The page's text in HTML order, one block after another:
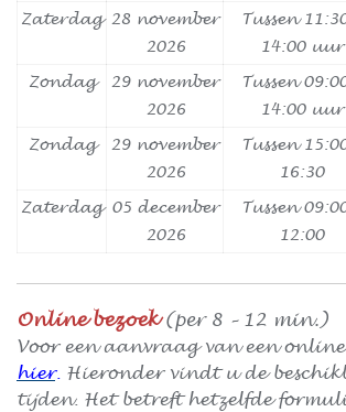
Zaterdag 28 november
2026
Tussen
14:00 uur
Zondag
29 november
2026
Tussen
14:00 uur
Zondag
29 november
2026
Tussen
16:30
Zaterdag 05 december
2026
Tussen
12:00
Online bezoek(per 8 – 12 min.)
Voor een aanvraag van een online
hier. Hieronder vindt u de
tijden. Het betreft hetzelfde